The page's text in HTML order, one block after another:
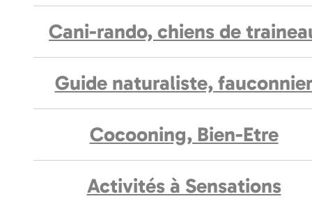
Cani-rando, chiens de
Guide naturaliste,
Cocooning, Bien-Etre
Activités à Sensations